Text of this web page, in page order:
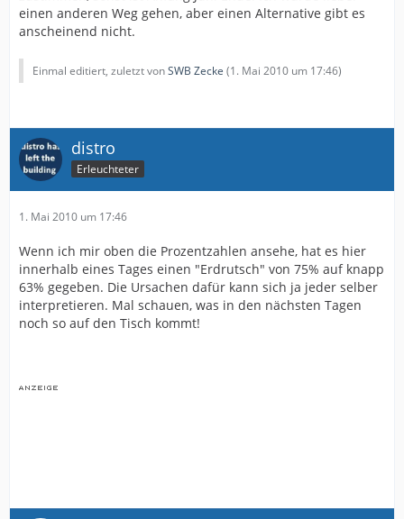
insolvent gehen läst wenn man die Änderung nicht
zustimmt, ist mit verlaubt falsch.
Wenn am 5.5 es kein Ja gibt werden sich immer mehr
Gang zum Gericht machen müssen. Denn ohne Lizenz
wird man die Kredite und Verbindlichkeiten kaum bis
garnicht zurückzahlen.
Allternative sehe. Aber jeder muss es mit seinem
Aber man sollte mal überlegen ob man nicht seine
übertrieben Eitelkeiten mal ablegen kann.
Es geht nicht nur um uns oder die Mannschaft sonder
Spieltagen ermöglichen
einen anderen Weg gehen, aber einen Alternative gibt es
anscheinend nicht.
Einmal editiert, zuletzt vonSWB Zecke (1. Mai 2010 um 17:46)
distro
Erleuchteter
1. Mai 2010 um 17:46
Wenn ich mir oben die Prozentzahlen ansehe, hat es hier
innerhalb eines Tages einen "Erdrutsch" von 75% auf knapp
63% gegeben. Die Ursachen dafür kann sich ja jeder selber
interpretieren. Mal schauen, was in den nächsten Tagen
noch so auf den Tisch kommt!